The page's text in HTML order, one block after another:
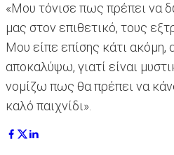
«Μου τόνισε πως πρέπει να
μας στον επιθετικό, τους
Μου είπε επίσης κάτι
αποκαλύψω, γιατί είναι
νομίζω πως θα πρέπει να
καλό παιχνίδι».